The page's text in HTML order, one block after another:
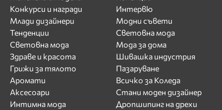
Конкурси и награди
Млади дизайнери
Тенденции
Световна мода
Здраве и красота
Грижи за тялото
Аромати
Аксесоари
Интимна мода
Интервю
Модни съвети
Световна мода
Мода за дома
Шивашка индустрия
Пазаруване
Всичко за Коледа
Стани моден дизайнер
Дропшипинг на дрехи